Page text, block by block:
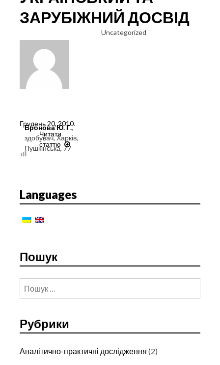
ЗАРУБІЖНИЙ ДОСВІД
Uncategorized
Бронова Ю. Г.,
здобувач, Харків,
Пушкінська, 77
Грудень 20, 2010.
Читати
статтю
СПЕЦІАЛЬНИЙ
УКРАЇНСЬКИЙ
ТА
Languages
Пошук
Пошук:
Рубрики
Аналітично-практичні дослідження (2)